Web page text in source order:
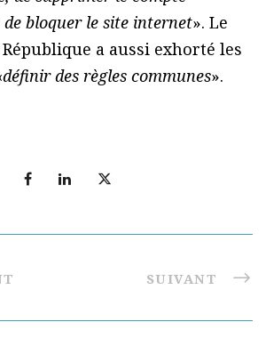
bloquer le site internet». Le
a aussi exhorté les
définir des règles communes».
SUIVANT